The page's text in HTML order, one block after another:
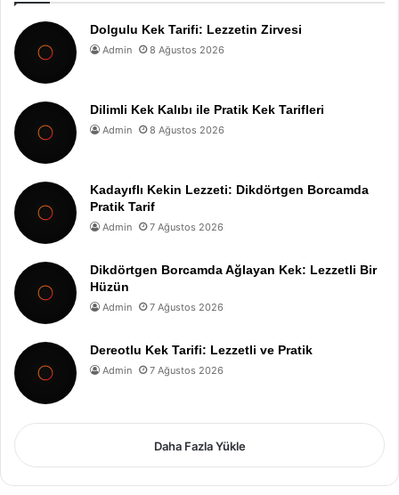
Dolgulu Kek Tarifi: Lezzetin Zirvesi
Admin 8 Ağustos 2026
Dilimli Kek Kalıbı ile Pratik Kek Tarifleri
Admin 8 Ağustos 2026
Kadayıflı Kekin Lezzeti: Dikdörtgen Borcamda
Pratik Tarif
Admin 7 Ağustos 2026
Dikdörtgen Borcamda Ağlayan Kek: Lezzetli Bir
Hüzün
Admin 7 Ağustos 2026
Dereotlu Kek Tarifi: Lezzetli ve Pratik
Admin 7 Ağustos 2026
Daha Fazla Yükle